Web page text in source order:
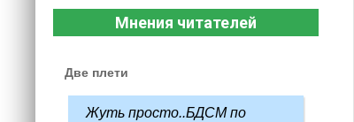
Мнения читателей
Две плети
Жуть просто..БДСМ по